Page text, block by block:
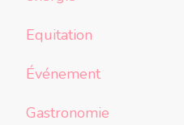
Equitation
Événement
Gastronomie